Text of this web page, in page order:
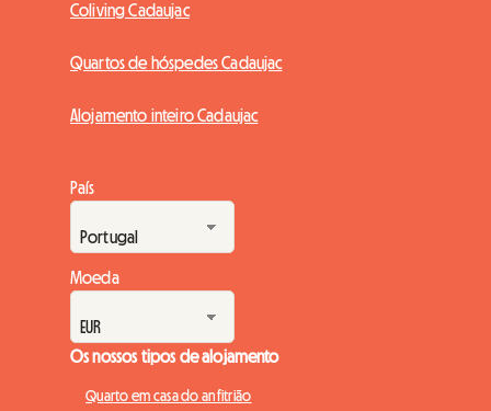
Coliving Cadaujac
Quartos de hóspedes Cadaujac
Alojamento inteiro Cadaujac
País
Moeda
Os nossos tipos de alojamento
Quarto em casa do anfitrião